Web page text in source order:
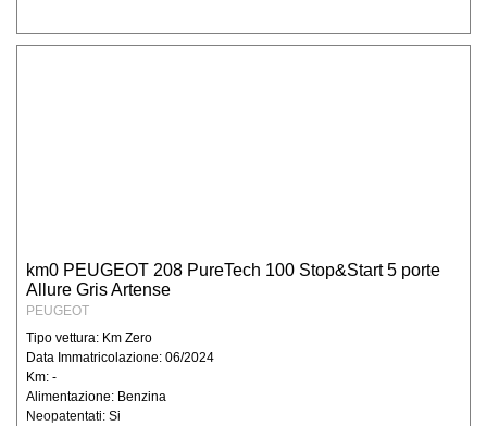
km0 PEUGEOT 208 PureTech 100 Stop&Start 5 porte
Allure Gris Artense
PEUGEOT
Tipo vettura: Km Zero
Data Immatricolazione: 06/2024
Km: -
Alimentazione: Benzina
Neopatentati: Si